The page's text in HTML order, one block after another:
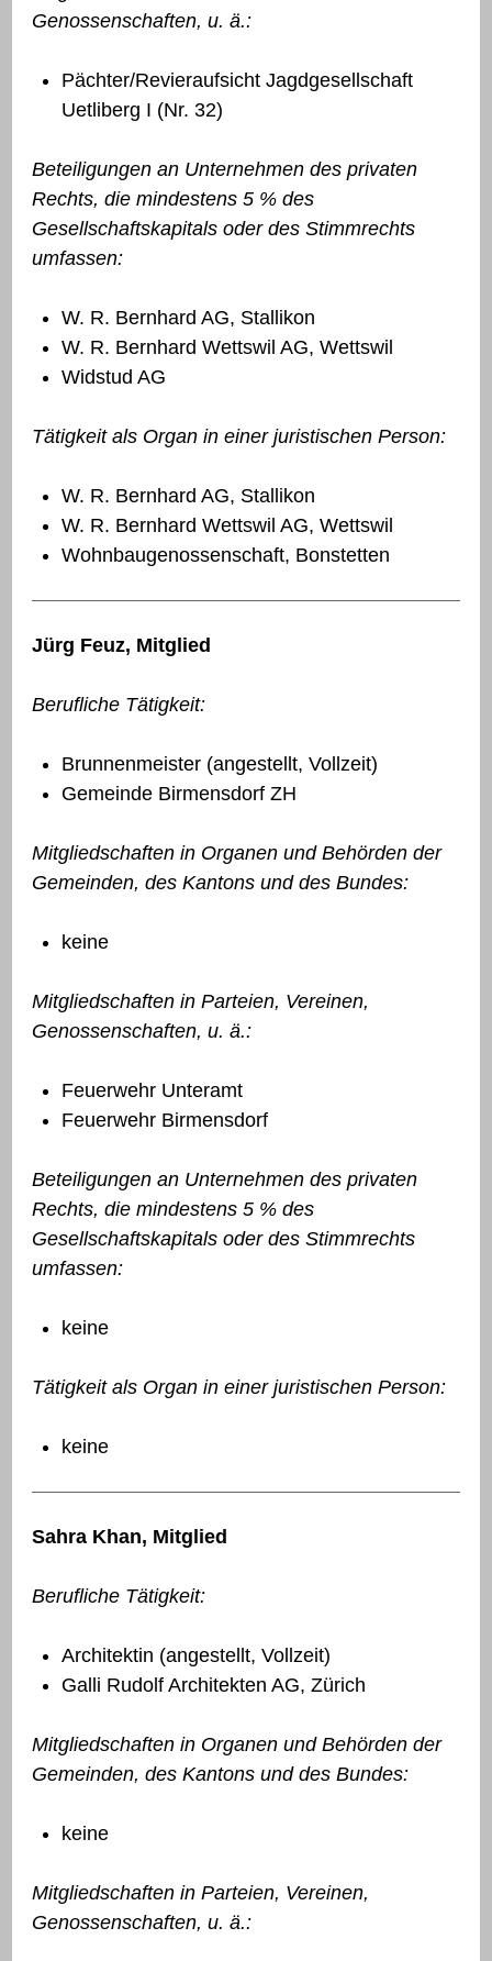
Genossenschaften, u. ä.:
Pächter/Revieraufsicht Jagdgesellschaft
Uetliberg I (Nr. 32)
Beteiligungen an Unternehmen des privaten
Rechts, die mindestens 5 % des
Gesellschaftskapitals oder des Stimmrechts
umfassen:
W. R. Bernhard AG, Stallikon
W. R. Bernhard Wettswil AG, Wettswil
Widstud AG
Tätigkeit als Organ in einer juristischen Person:
W. R. Bernhard AG, Stallikon
W. R. Bernhard Wettswil AG, Wettswil
Wohnbaugenossenschaft, Bonstetten
Jürg Feuz, Mitglied
Berufliche Tätigkeit:
Brunnenmeister (angestellt, Vollzeit)
Gemeinde Birmensdorf ZH
Mitgliedschaften in Organen und Behörden der
Gemeinden, des Kantons und des Bundes:
keine
Mitgliedschaften in Parteien, Vereinen,
Genossenschaften, u. ä.:
Feuerwehr Unteramt
Feuerwehr Birmensdorf
Beteiligungen an Unternehmen des privaten
Rechts, die mindestens 5 % des
Gesellschaftskapitals oder des Stimmrechts
umfassen:
keine
Tätigkeit als Organ in einer juristischen Person:
keine
Sahra Khan, Mitglied
Berufliche Tätigkeit:
Architektin (angestellt, Vollzeit)
Galli Rudolf Architekten AG, Zürich
Mitgliedschaften in Organen und Behörden der
Gemeinden, des Kantons und des Bundes:
keine
Mitgliedschaften in Parteien, Vereinen,
Genossenschaften, u. ä.: